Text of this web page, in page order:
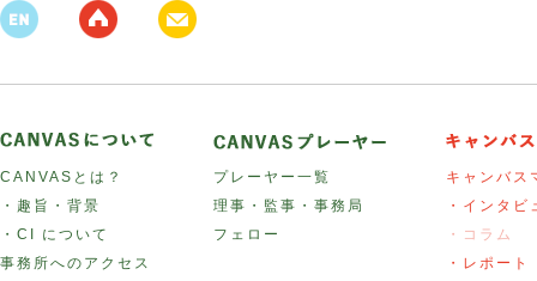
CANVASとは？
・趣旨・背景
・CI について
事務所へのアクセス
プレーヤー一覧
理事・監事・事務局
フェロー
キャンバス
・インタビ
・コラム
・レポート